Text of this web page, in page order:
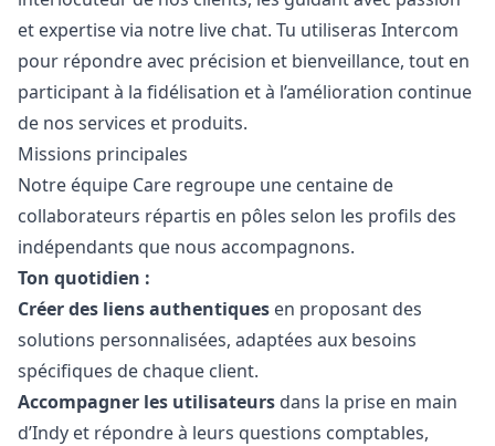
et expertise via notre live chat. Tu utiliseras Intercom
pour répondre avec précision et bienveillance, tout en
participant à la fidélisation et à l’amélioration continue
de nos services et produits.
Missions principales
Notre équipe Care regroupe une centaine de
collaborateurs répartis en pôles selon les profils des
indépendants que nous accompagnons.
Ton quotidien :
Créer des liens authentiques en proposant des
solutions personnalisées, adaptées aux besoins
spécifiques de chaque client.
Accompagner les utilisateurs dans la prise en main
d’Indy et répondre à leurs questions comptables,